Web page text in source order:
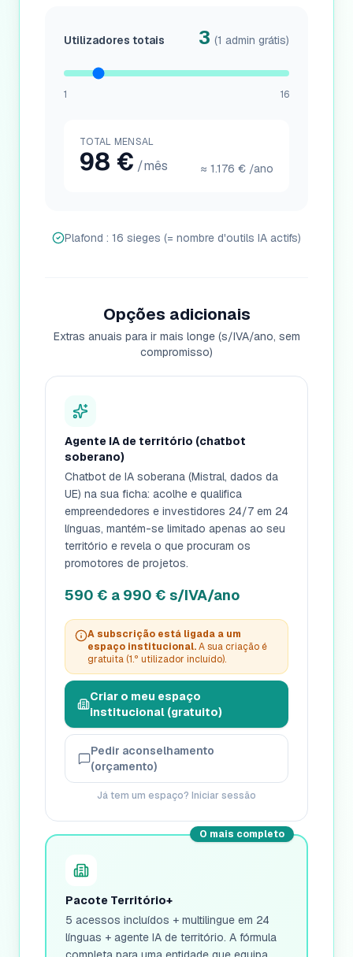
Utilizadores totais 3 (1 admin grátis)
1 16
TOTAL MENSAL
98 € /mês ≈ 1.176 € /ano
Plafond : 16 sieges (= nombre d'outils IA actifs)
Opções adicionais
Extras anuais para ir mais longe (s/IVA/ano, sem
compromisso)
Agente IA de território (chatbot
soberano)
Chatbot de IA soberana (Mistral, dados da
UE) na sua ficha: acolhe e qualifica
empreendedores e investidores 24/7 em 24
línguas, mantém-se limitado apenas ao seu
território e revela o que procuram os
promotores de projetos.
590 € a 990 € s/IVA/ano
A subscrição está ligada a um
espaço institucional.A sua criação é
gratuita (1.º utilizador incluído).
Criar o meu espaço
institucional (gratuito)
Pedir aconselhamento
(orçamento)
Já tem um espaço? Iniciar sessão
O mais completo
Pacote Território+
5 acessos incluídos + multilingue em 24
línguas + agente IA de território. A fórmula